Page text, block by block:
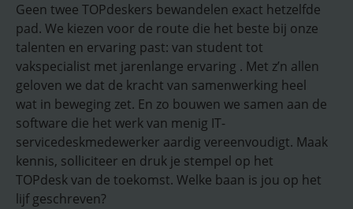
Geen twee TOPdeskers bewandelen exact hetzelfde
pad. We kiezen voor de route die het beste bij onze
talenten en ervaring past: van student tot
vakspecialist met jarenlange ervaring . Met z’n allen
geloven we dat de kracht van samenwerking heel
wat in beweging zet. En zo bouwen we samen aan de
software die het werk van menig IT-
servicedeskmedewerker aardig vereenvoudigt. Maak
kennis, solliciteer en druk je stempel op het
TOPdesk van de toekomst. Welke baan is jou op het
lijf geschreven?